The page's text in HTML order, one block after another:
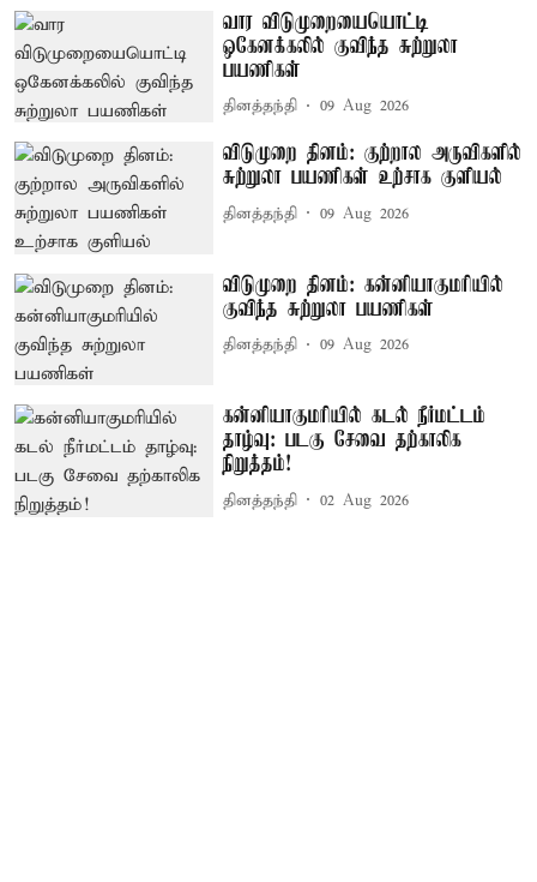
வார விடுமுறையையொட்டி
ஒகேனக்கலில் குவிந்த சுற்றுலா
பயணிகள்
தினத்தந்தி 09 Aug 2026
விடுமுறை தினம்: குற்றால அருவிகளில்
சுற்றுலா பயணிகள் உற்சாக குளியல்
தினத்தந்தி 09 Aug 2026
விடுமுறை தினம்: கன்னியாகுமரியில்
குவிந்த சுற்றுலா பயணிகள்
தினத்தந்தி 09 Aug 2026
கன்னியாகுமரியில் கடல் நீர்மட்டம்
தாழ்வு: படகு சேவை தற்காலிக
நிறுத்தம்!
தினத்தந்தி 02 Aug 2026